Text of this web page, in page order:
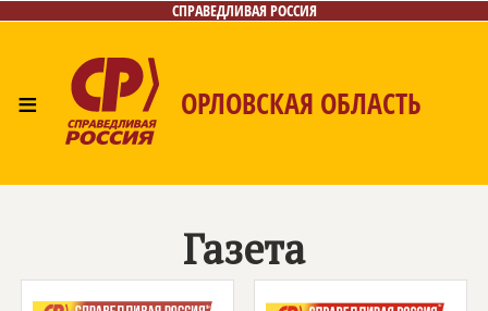
СПРАВЕДЛИВАЯ РОССИЯ
≡ ОРЛОВСКАЯ ОБЛАСТЬ
Контакты
Газета